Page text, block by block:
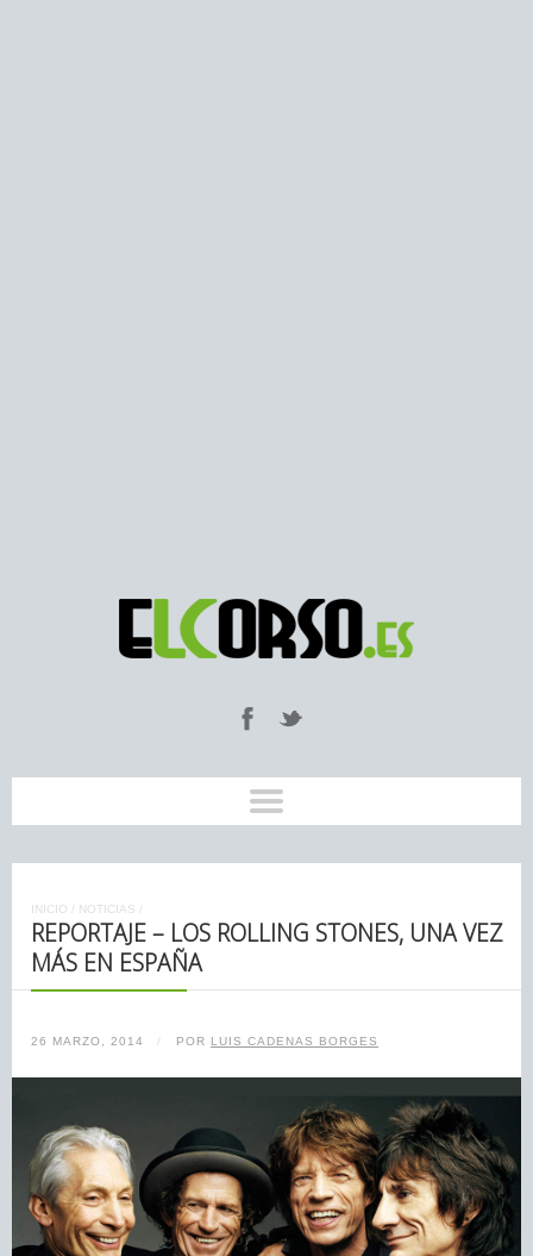
INICIO / NOTICIAS /
REPORTAJE – LOS ROLLING STONES, UNA VEZ
MÁS EN ESPAÑA
26 MARZO, 2014 / POR LUIS CADENAS BORGES